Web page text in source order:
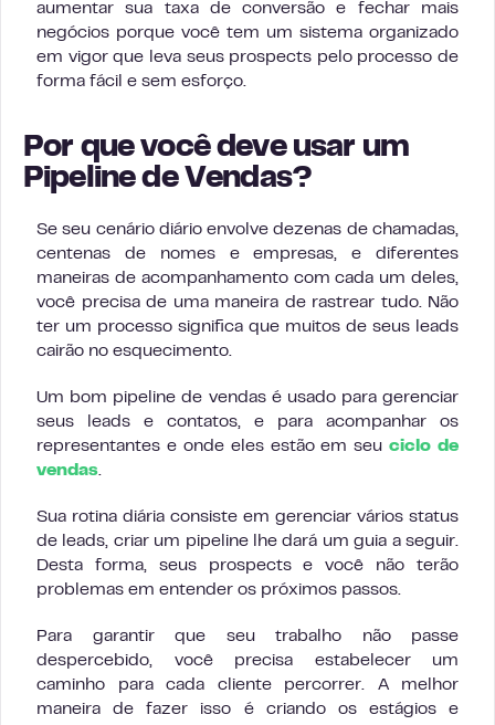
aumentar sua taxa de conversão e fechar mais
negócios porque você tem um sistema organizado
em vigor que leva seus prospects pelo processo de
forma fácil e sem esforço.
Por que você deve usar um
Pipeline de Vendas?
Se seu cenário diário envolve dezenas de chamadas,
centenas de nomes e empresas, e diferentes
maneiras de acompanhamento com cada um deles,
você precisa de uma maneira de rastrear tudo. Não
ter um processo significa que muitos de seus leads
cairão no esquecimento.
Um bom pipeline de vendas é usado para gerenciar
seus leads e contatos, e para acompanhar os
representantes e onde eles estão em seuciclo de
vendas.
Sua rotina diária consiste em gerenciar vários status
de leads, criar um pipeline lhe dará um guia a seguir.
Desta forma, seus prospects e você não terão
problemas em entender os próximos passos.
Para garantir que seu trabalho não passe
despercebido, você precisa estabelecer um
caminho para cada cliente percorrer. A melhor
maneira de fazer isso é criando os estágios e